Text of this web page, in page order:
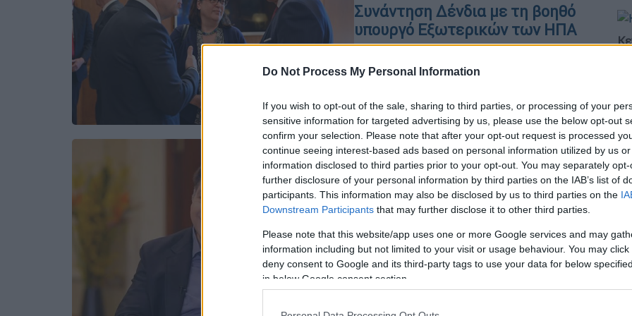
Do Not Process My Personal Information
If you wish to opt-out of the sale, sharing to third parties, or processing of your
sensitive information for targeted advertising by us, please use the below opt-out
confirm your selection. Please note that after your opt-out request is processed
continue seeing interest-based ads based on personal information utilized by us
information disclosed to third parties prior to your opt-out. You may separately
further disclosure of your personal information by third parties on the IAB’s list of
participants. This information may also be disclosed by us to third parties on the
Downstream Participants that may further disclose it to other third parties.
Please note that this website/app uses one or more Google services and may
information including but not limited to your visit or usage behaviour. You may
deny consent to Google and its third-party tags to use your data for below
in below Google consent section.
Συνάντηση Δένδια με τη βοηθό
υπουργό Εξωτερικών των ΗΠΑ
Ελλάδα|26.03.2024 12:11
Ο Τζορτζ Τσούνης αποκαλύπτει
πώς έχασε 39 κιλά με ελληνικό
φαγητό
Ο πρέσβης μίλησε για την διατροφή
που ακολουθεί και πώς κατάφερε να
χάσει τόσα κιλά σε 1.5 χρόνο